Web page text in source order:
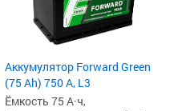
Аккумулятор Forward Green
(75 Ah) 750 А, L3
Ёмкость 75 А·ч,